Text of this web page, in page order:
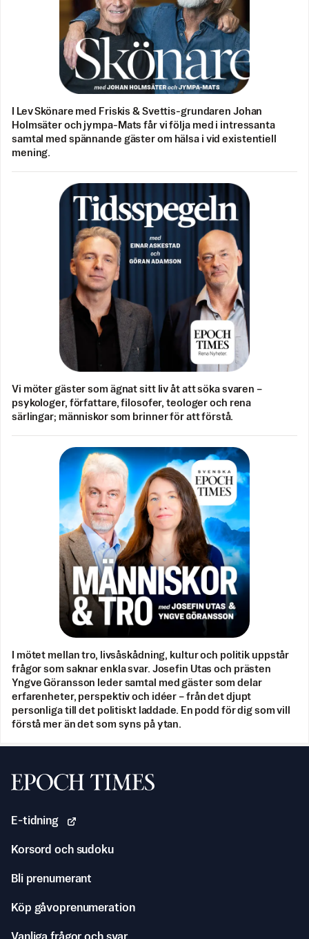
I Lev Skönare med Friskis & Svettis-grundaren Johan
Holmsäter och jympa-Mats får vi följa med i intressanta
samtal med spännande gäster om hälsa i vid existentiell
mening.
Vi möter gäster som ägnat sitt liv åt att söka svaren –
psykologer, författare, filosofer, teologer och rena
särlingar; människor som brinner för att förstå.
I mötet mellan tro, livsåskådning, kultur och politik uppstår
frågor som saknar enkla svar. Josefin Utas och prästen
Yngve Göransson leder samtal med gäster som delar
erfarenheter, perspektiv och idéer – från det djupt
personliga till det politiskt laddade. En podd för dig som vill
förstå mer än det som syns på ytan.
Svenska Epoch Times
E-tidning
Korsord och sudoku
Bli prenumerant
Köp gåvoprenumeration